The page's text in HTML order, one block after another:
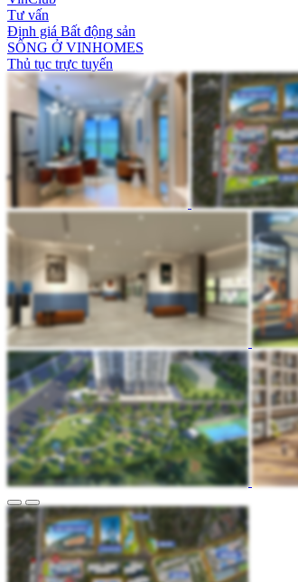
Tư vấn
Định giá Bất động sản
SỐNG Ở VINHOMES
Thủ tục trực tuyến